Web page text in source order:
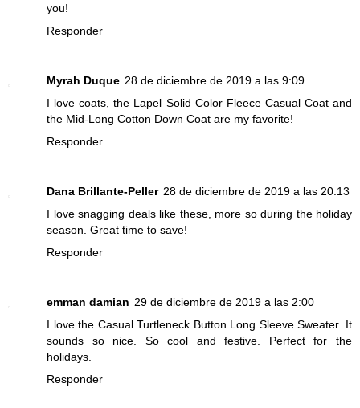
you!
Responder
Myrah Duque 28 de diciembre de 2019 a las 9:09
I love coats, the Lapel Solid Color Fleece Casual Coat and
the Mid-Long Cotton Down Coat are my favorite!
Responder
Dana Brillante-Peller 28 de diciembre de 2019 a las 20:13
I love snagging deals like these, more so during the holiday
season. Great time to save!
Responder
emman damian 29 de diciembre de 2019 a las 2:00
I love the Casual Turtleneck Button Long Sleeve Sweater. It
sounds so nice. So cool and festive. Perfect for the
holidays.
Responder